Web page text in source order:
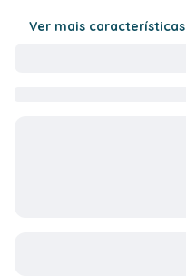
Ver mais características